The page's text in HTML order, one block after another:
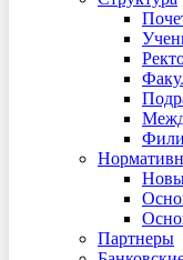
Партнеры